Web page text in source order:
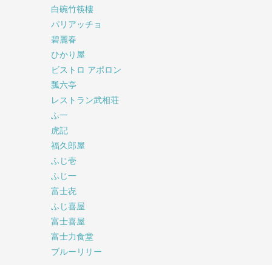
白碗竹筷樓
パリアッチョ
碧麗春
ひかり屋
ビストロ アポロン
瓢六亭
レストラン武相荘
ふ一
虎記
福久郎屋
ふじ壱
ふじ一
富士㐂
ふじ喜屋
富士喜屋
富士力食堂
ブルーリリー